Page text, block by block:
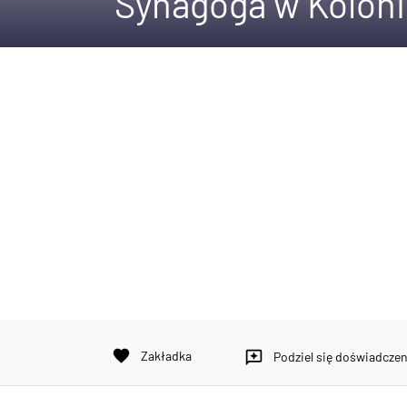
favorite Zakładka reviews Podziel się